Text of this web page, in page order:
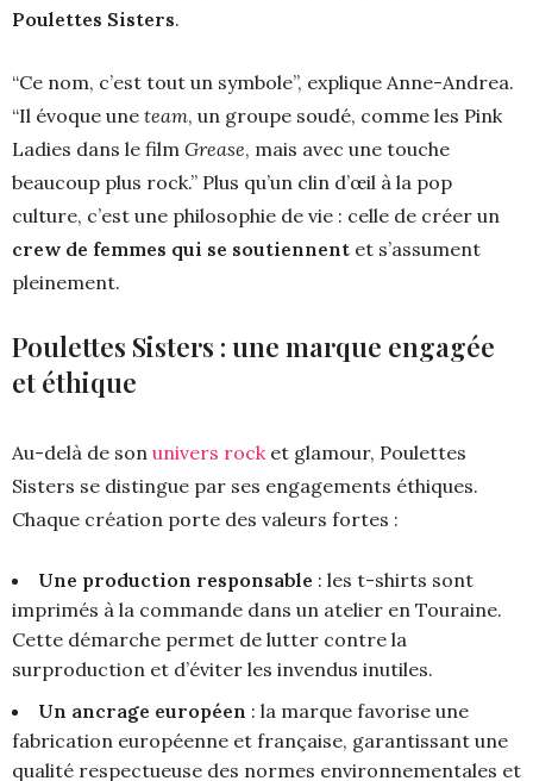
Poulettes Sisters.
“Ce nom, c’est tout un symbole”, explique Anne-Andrea.
“Il évoque une team, un groupe soudé, comme les Pink
Ladies dans le film Grease, mais avec une touche
beaucoup plus rock.” Plus qu’un clin d’œil à la pop
culture, c’est une philosophie de vie : celle de créer un
crew de femmes qui se soutiennent et s’assument
pleinement.
Poulettes Sisters : une marque engagée
et éthique
Au-delà de son univers rocket glamour, Poulettes
Sisters se distingue par ses engagements éthiques.
Chaque création porte des valeurs fortes :
Une production responsable : les t-shirts sont
imprimés à la commande dans un atelier en Touraine.
Cette démarche permet de lutter contre la
surproduction et d’éviter les invendus inutiles.
Un ancrage européen : la marque favorise une
fabrication européenne et française, garantissant une
qualité respectueuse des normes environnementales et